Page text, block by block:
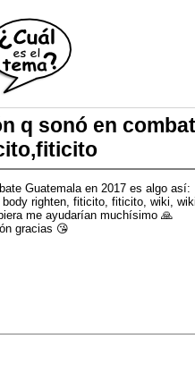
q sonó en
Guatemala en 2017 es algo así:
body righten, fiticito, fiticito, wiki,
me ayudarían muchísimo 🙏
gracias 😘